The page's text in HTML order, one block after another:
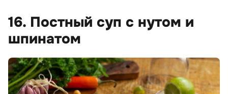
16. Постный суп с нутом и
шпинатом